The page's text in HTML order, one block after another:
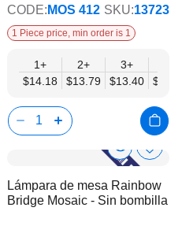
CODE: MOS 412 SKU:13723
1 Piece price, min order is 1
1+
$14.18
2+
$13.79
3+
$13.40
$13.00
Show
Info
Añadir
la
lista
Lámpara de mesa Rainbow
Bridge Mosaic - Sin bombilla